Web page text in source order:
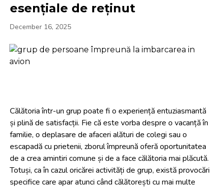
esențiale de reținut
December 16, 2025
Călătoria într-un grup poate fi o experiență entuziasmantă
și plină de satisfacții. Fie că este vorba despre o vacanță în
familie, o deplasare de afaceri alături de colegi sau o
escapadă cu prietenii, zborul împreună oferă oportunitatea
de a crea amintiri comune și de a face călătoria mai plăcută.
Totuși, ca în cazul oricărei activități de grup, există provocări
specifice care apar atunci când călătorești cu mai multe